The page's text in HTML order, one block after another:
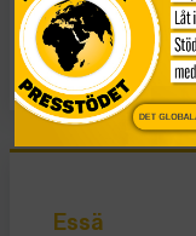
KATEGORI
Nyheter
Essä
DET